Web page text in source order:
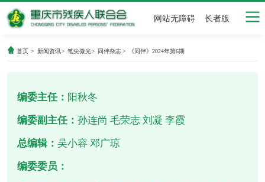
网站无障碍 长者版
首页 > 新闻资讯> 笔尖微光> 同伴杂志> 《同伴》2024年第6期
编委主任： 阳秋冬
编委副主任：孙连尚 毛荣志 刘凝 李霞
总编辑：吴小容 邓广琼
编委委员：